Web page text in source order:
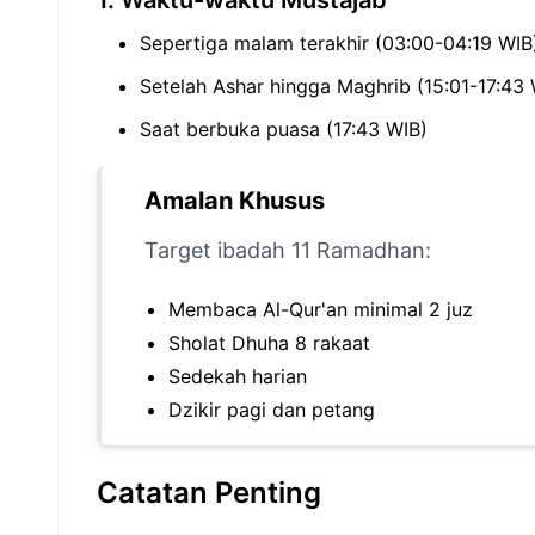
Sepertiga malam terakhir (03:00-04:19
Setelah Ashar hingga Maghrib (15:01-17:43
Saat berbuka puasa (17:43 WIB)
Amalan Khusus
Target ibadah 11 Ramadhan:
Membaca Al-Qur'an minimal 2 juz
Sholat Dhuha 8 rakaat
Sedekah harian
Dzikir pagi dan petang
Catatan Penting